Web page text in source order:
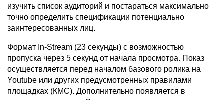
изучить список аудиторий и постараться максимально
точно определить спецификации потенциально
заинтересованных лиц.
Формат In-Stream (23 секунды) с возможностью
пропуска через 5 секунд от начала просмотра. Показ
осуществляется перед началом базового ролика на
Youtube или других предусмотренных правилами
площадках (КМС). Дополнительно появляется в